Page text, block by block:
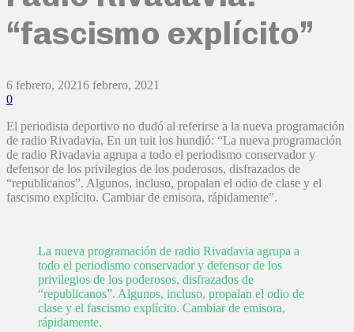
“fascismo explícito”
6 febrero, 20216 febrero, 2021
0
El periodista deportivo no dudó al referirse a la nueva programación
de radio Rivadavia. En un tuit los hundió: “La nueva programación
de radio Rivadavia agrupa a todo el periodismo conservador y
defensor de los privilegios de los poderosos, disfrazados de
“republicanos”. Algunos, incluso, propalan el odio de clase y el
fascismo explícito. Cambiar de emisora, rápidamente”.
La nueva programación de radio Rivadavia agrupa a
todo el periodismo conservador y defensor de los
privilegios de los poderosos, disfrazados de
“republicanos”. Algunos, incluso, propalan el odio de
clase y el fascismo explícito. Cambiar de emisora,
rápidamente.